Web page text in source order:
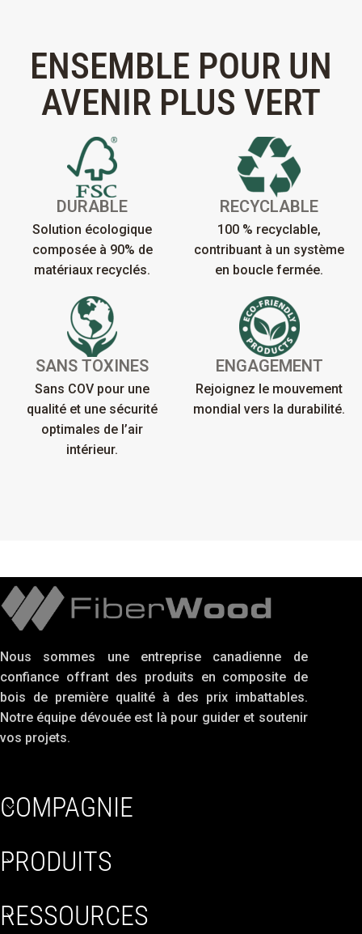
ENSEMBLE POUR UN
AVENIR PLUS VERT
DURABLE
Solution écologique
composée à 90% de
matériaux recyclés.
RECYCLABLE
100 % recyclable,
contribuant à un système
en boucle fermée.
SANS TOXINES
Sans COV pour une
qualité et une sécurité
optimales de l’air
intérieur.
ENGAGEMENT
Rejoignez le mouvement
mondial vers la durabilité.
Nous sommes une entreprise canadienne de
confiance offrant des produits en composite de
bois de première qualité à des prix imbattables.
Notre équipe dévouée est là pour guider et soutenir
vos projets.
COMPAGNIE
PRODUITS
RESSOURCES